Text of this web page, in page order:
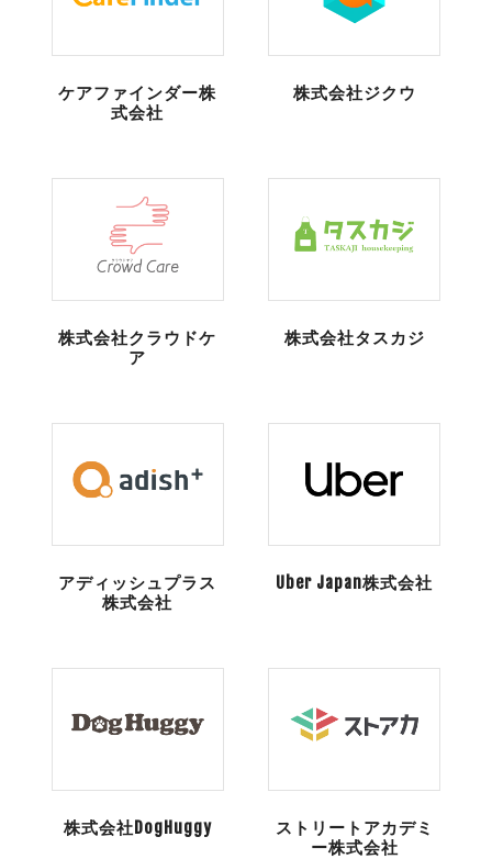
ケアファインダー株
式会社
株式会社ジクウ
株式会社クラウドケ
ア
株式会社タスカジ
アディッシュプラス
株式会社
Uber Japan株式会社
株式会社DogHuggy
ストリートアカデミ
ー株式会社